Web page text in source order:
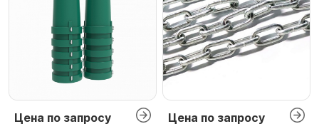
Цена по запросу Цена по запросу